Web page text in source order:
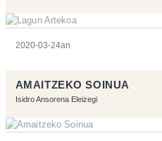
2020-03-24an
AMAITZEKO SOINUA
Isidro Ansorena Eleizegi